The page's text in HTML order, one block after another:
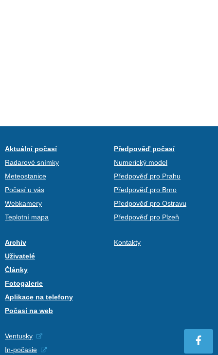
Aktuální počasí
Radarové snímky
Meteostanice
Počasí u vás
Webkamery
Teplotní mapa
Předpověď počasí
Numerický model
Předpověď pro Prahu
Předpověď pro Brno
Předpověď pro Ostravu
Předpověď pro Plzeň
Archiv
Uživatelé
Články
Fotogalerie
Aplikace na telefony
Počasí na web
Kontakty
Ventusky
In-počasie